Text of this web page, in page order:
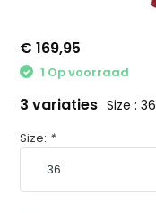
€ 169,95
1 Op voorraad
3 variaties Size : 36
Size: *